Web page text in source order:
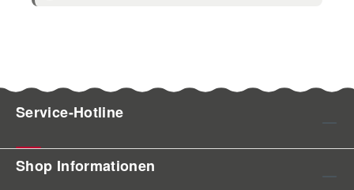
Service-Hotline
Shop Informationen